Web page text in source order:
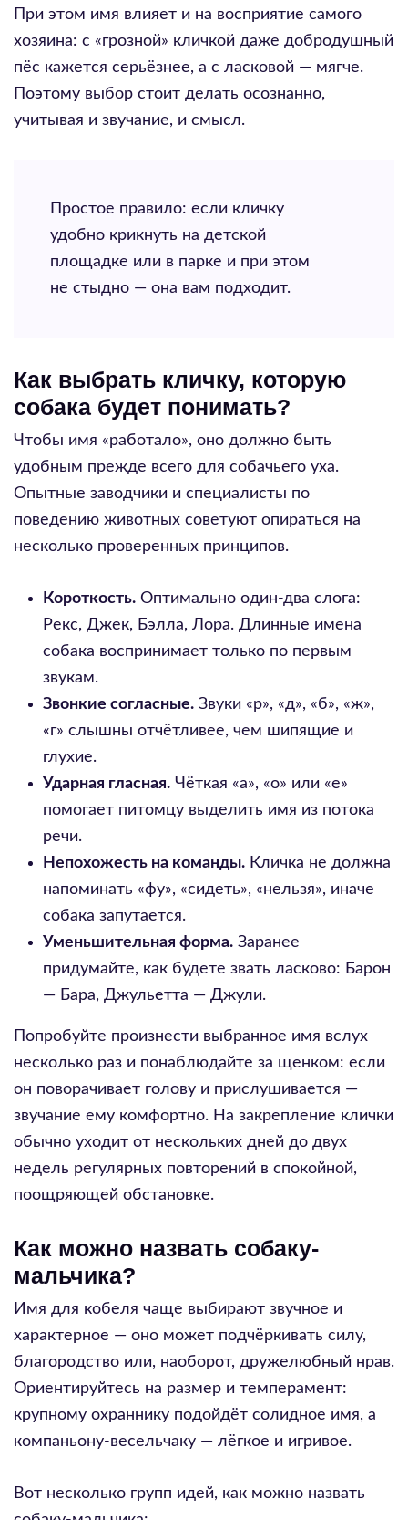
При этом имя влияет и на восприятие самого
хозяина: с «грозной» кличкой даже добродушный
пёс кажется серьёзнее, а с ласковой — мягче.
Поэтому выбор стоит делать осознанно,
учитывая и звучание, и смысл.
Простое правило: если кличку
удобно крикнуть на детской
площадке или в парке и при этом
не стыдно — она вам подходит.
Как выбрать кличку, которую
собака будет понимать?
Чтобы имя «работало», оно должно быть
удобным прежде всего для собачьего уха.
Опытные заводчики и специалисты по
поведению животных советуют опираться на
несколько проверенных принципов.
Короткость. Оптимально один-два слога:
Рекс, Джек, Бэлла, Лора. Длинные имена
собака воспринимает только по первым
звукам.
Звонкие согласные. Звуки «р», «д», «б», «ж»,
«г» слышны отчётливее, чем шипящие и
глухие.
Ударная гласная. Чёткая «а», «о» или «е»
помогает питомцу выделить имя из потока
речи.
Непохожесть на команды. Кличка не должна
напоминать «фу», «сидеть», «нельзя», иначе
собака запутается.
Уменьшительная форма. Заранее
придумайте, как будете звать ласково: Барон
— Бара, Джульетта — Джули.
Попробуйте произнести выбранное имя вслух
несколько раз и понаблюдайте за щенком: если
он поворачивает голову и прислушивается —
звучание ему комфортно. На закрепление клички
обычно уходит от нескольких дней до двух
недель регулярных повторений в спокойной,
поощряющей обстановке.
Как можно назвать собаку-
мальчика?
Имя для кобеля чаще выбирают звучное и
характерное — оно может подчёркивать силу,
благородство или, наоборот, дружелюбный нрав.
Ориентируйтесь на размер и темперамент:
крупному охраннику подойдёт солидное имя, а
компаньону-весельчаку — лёгкое и игривое.
Вот несколько групп идей, как можно назвать